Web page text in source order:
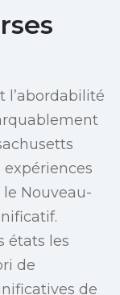
l’abordabilité
Nouveau-
états les
de
de